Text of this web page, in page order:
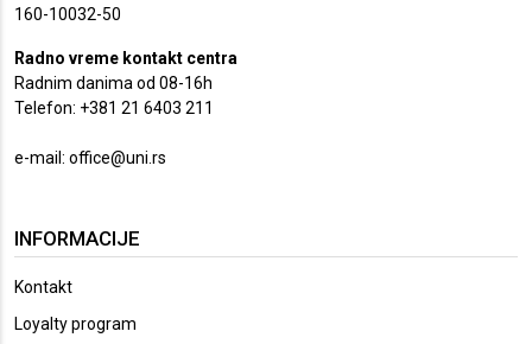
160-10032-50
Radno vreme kontakt centra
Radnim danima od 08-16h
Telefon: +381 21 6403 211
e-mail: office@uni.rs
INFORMACIJE
Kontakt
Loyalty program